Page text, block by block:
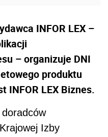
INFOR LEX –
– organizuje DNI
produktu
INFOR LEX Biznes.
Izby